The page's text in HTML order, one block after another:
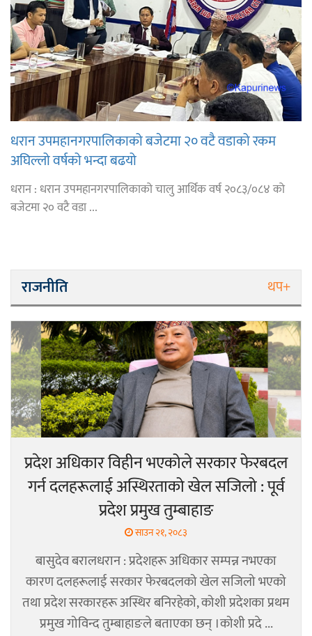
धरान उपमहानगरपालिकाको बजेटमा २० वटै वडाको रकम
अघिल्लो वर्षको भन्दा बढयो
धरान : धरान उपमहानगरपालिकाको चालु आर्थिक वर्ष २०८३/०८४ को
बजेटमा २० वटै वडा ...
राजनीति थप+
प्रदेश अधिकार विहीन भएकोले सरकार फेरबदल
गर्न दलहरूलाई अस्थिरताको खेल सजिलो : पूर्व
प्रदेश प्रमुख तुम्बाहाङ
साउन २१, २०८३
बासुदेव बरालधरान : प्रदेशहरू अधिकार सम्पन्न नभएका
कारण दलहरूलाई सरकार फेरबदलको खेल सजिलो भएको
तथा प्रदेश सरकारहरू अस्थिर बनिरहेको, कोशी प्रदेशका प्रथम
प्रमुख गोविन्द तुम्बाहाङले बताएका छन् ।कोशी प्रदे ...